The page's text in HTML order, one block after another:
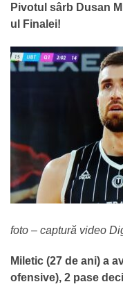
Pivotul sârb Dusan
ul Finalei!
foto – captură video
Miletic (27 de ani) a
ofensive), 2 pase